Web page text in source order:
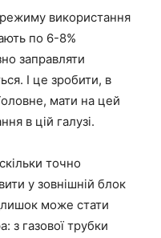
використання
по 6-8%
заправляти
І це зробити, в
мати на цей
в цій галузі.
точно
у зовнішній блок
може стати
газової трубки